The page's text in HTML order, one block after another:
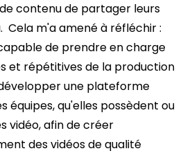
contenu de partager leurs
Cela m'a amené à réfléchir :
de prendre en charge
et répétitives de la production
une plateforme
équipes, qu'elles possèdent ou
vidéo, afin de créer
des vidéos de qualité